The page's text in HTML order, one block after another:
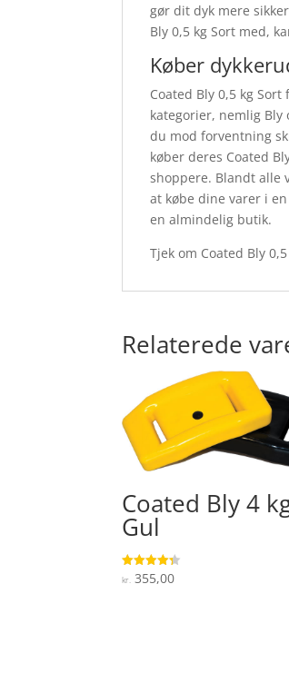
gør dit dyk mere
Bly 0,5 kg Sort med,
Køber
Coated Bly 0,5 kg
kategorier, nemlig
du mod forventning
køber deres Coated
shoppere. Blandt alle
at købe dine varer i
en almindelig butik.
Tjek om Coated Bly
Relaterede
Coated Bly 4
Gul
Vurderet
4.3
kr. 355,00